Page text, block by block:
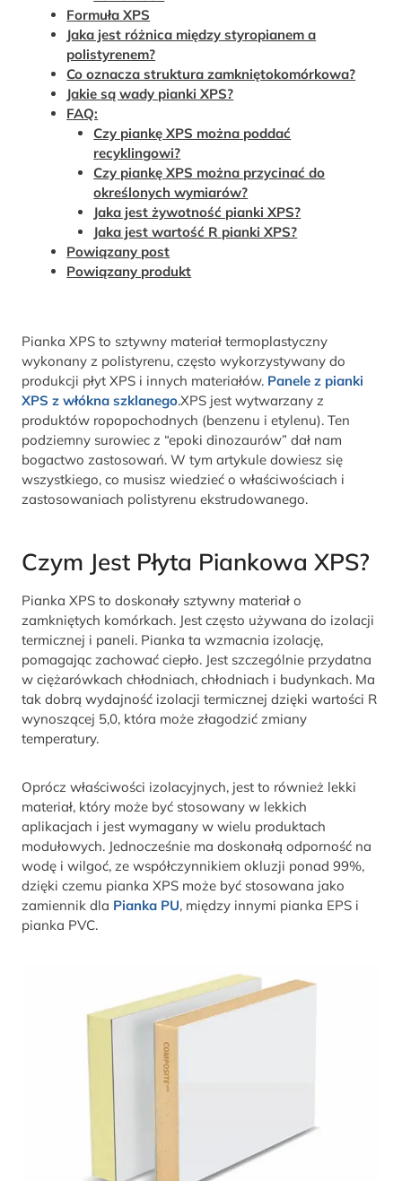
Formuła XPS
Jaka jest różnica między styropianem a
polistyrenem?
Co oznacza struktura zamkniętokomórkowa?
Jakie są wady pianki XPS?
FAQ:
Czy piankę XPS można poddać
recyklingowi?
Czy piankę XPS można przycinać do
określonych wymiarów?
Jaka jest żywotność pianki XPS?
Jaka jest wartość R pianki XPS?
Powiązany post
Powiązany produkt
Pianka XPS to sztywny materiał termoplastyczny
wykonany z polistyrenu, często wykorzystywany do
produkcji płyt XPS i innych materiałów. Panele z pianki
XPS z włókna szklanego.XPS jest wytwarzany z
produktów ropopochodnych (benzenu i etylenu). Ten
podziemny surowiec z “epoki dinozaurów” dał nam
bogactwo zastosowań. W tym artykule dowiesz się
wszystkiego, co musisz wiedzieć o właściwościach i
zastosowaniach polistyrenu ekstrudowanego.
Czym Jest Płyta Piankowa XPS?
Pianka XPS to doskonały sztywny materiał o
zamkniętych komórkach. Jest często używana do izolacji
termicznej i paneli. Pianka ta wzmacnia izolację,
pomagając zachować ciepło. Jest szczególnie przydatna
w ciężarówkach chłodniach, chłodniach i budynkach. Ma
tak dobrą wydajność izolacji termicznej dzięki wartości R
wynoszącej 5,0, która może złagodzić zmiany
temperatury.
Oprócz właściwości izolacyjnych, jest to również lekki
materiał, który może być stosowany w lekkich
aplikacjach i jest wymagany w wielu produktach
modułowych. Jednocześnie ma doskonałą odporność na
wodę i wilgoć, ze współczynnikiem okluzji ponad 99%,
dzięki czemu pianka XPS może być stosowana jako
zamiennik dla Pianka PU, między innymi pianka EPS i
pianka PVC.